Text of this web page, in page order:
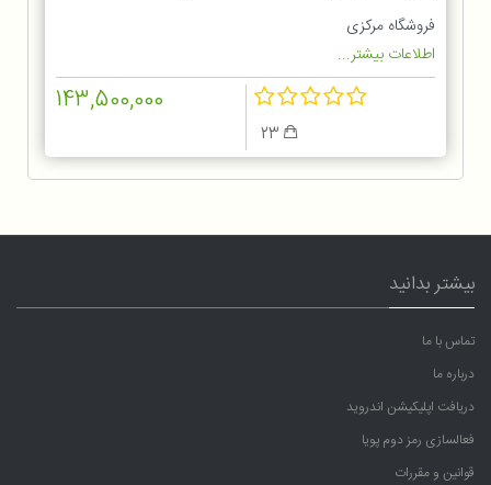
استیشن بلوتی
فروشگاه مرکزی
اطلاعات بیشتر...
143,500,000
بیشتر بدانید
تماس با ما
درباره ما
دریافت اپلیکیشن اندروید
فعالسازی رمز دوم پویا
قوانین و مقررات